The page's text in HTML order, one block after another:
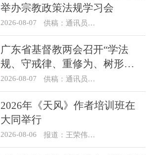
举办宗教政策法规学习会
2026-08-07 供稿：通讯员 靳新元
广东省基督教两会召开“学法
规、守戒律、重修为、树形
象”教育活动总结会议
2026-08-07 供稿：通讯员 汪浩
2026年《天风》作者培训班在
大同举行
2026-08-06 报道：王荣伟 摄影：冯谦